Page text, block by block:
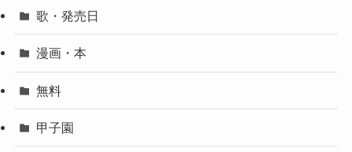
歌・発売日
漫画・本
無料
甲子園